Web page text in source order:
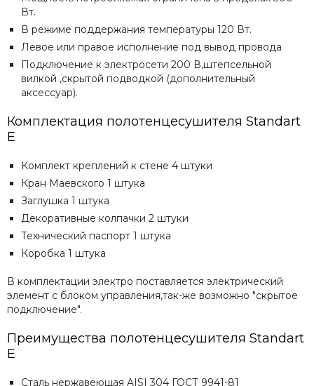
Вт.
В режиме поддержания температуры 120 Вт.
Левое или правое исполнение под вывод провода
Подключение к электросети 200 В,штепсельной
вилкой ,скрытой подводкой (дополнительный
аксессуар).
Комплектация полотенцесушителя Standart
E
Комплект креплений к стене 4 штуки
Кран Маевского 1 штука
Заглушка 1 штука
Декоративные колпачки 2 штуки
Технический паспорт 1 штука
Коробка 1 штука
В комплектации электро поставляется электрический
элемент с блоком управления,так-же возможно "скрытое
подключение".
Преимущества полотенцесушителя Standart
E
Сталь нержавеющая AISI 304 ГОСТ 9941-81